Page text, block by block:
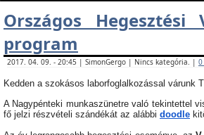
Országos
program
2017. 04. 09. - 20:45 | SimonGergo | Nincs kategória. |
Kedden a szokásos laborfoglalkozással várunk
A Nagypénteki munkaszünetre való tekintettel
fő jelzi részvételi szándékát az alábbi doodle